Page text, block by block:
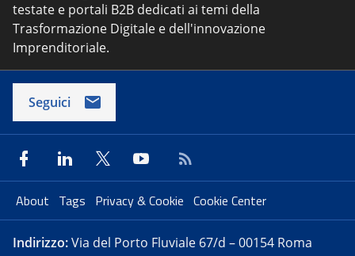
testate e portali B2B dedicati ai temi della
Trasformazione Digitale e dell'innovazione
Imprenditoriale.
Seguici
About Tags Privacy & Cookie Cookie Center
Indirizzo:Via del Porto Fluviale 67/d – 00154 Roma